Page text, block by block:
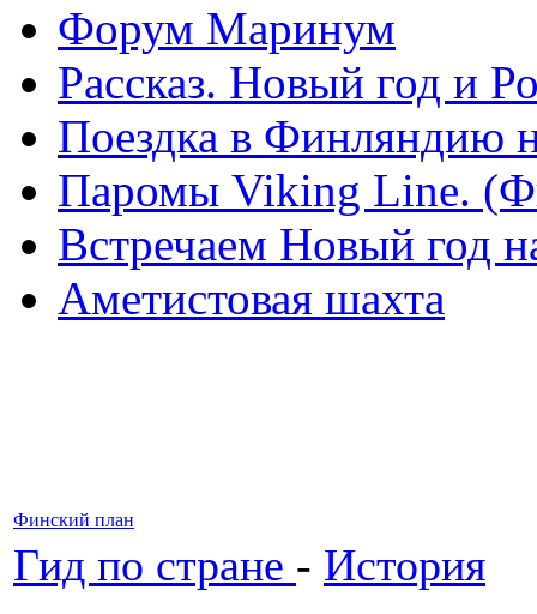
Форум Маринум
Рассказ. Новый год и
Поездка в Финляндию
Паромы Viking Line.
Встречаем Новый год
Аметистовая шахта
Финский план
Гид по стране - История